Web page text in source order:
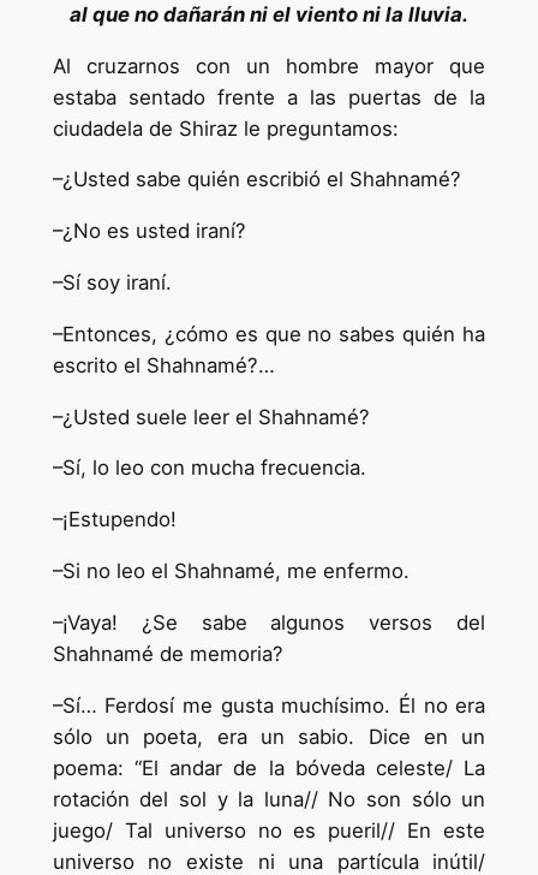
al que no dañarán ni el viento ni la lluvia.
Al cruzarnos con un hombre mayor que
estaba sentado frente a las puertas de la
ciudadela de Shiraz le preguntamos:
–¿Usted sabe quién escribió el Shahnamé?
–¿No es usted iraní?
–Sí soy iraní.
–Entonces, ¿cómo es que no sabes quién ha
escrito el Shahnamé?…
–¿Usted suele leer el Shahnamé?
–Sí, lo leo con mucha frecuencia.
–¡Estupendo!
–Si no leo el Shahnamé, me enfermo.
–¡Vaya! ¿Se sabe algunos versos del
Shahnamé de memoria?
–Sí… Ferdosí me gusta muchísimo. Él no era
sólo un poeta, era un sabio. Dice en un
poema: “El andar de la bóveda celeste/ La
rotación del sol y la luna// No son sólo un
juego/ Tal universo no es pueril// En este
universo no existe ni una partícula inútil/